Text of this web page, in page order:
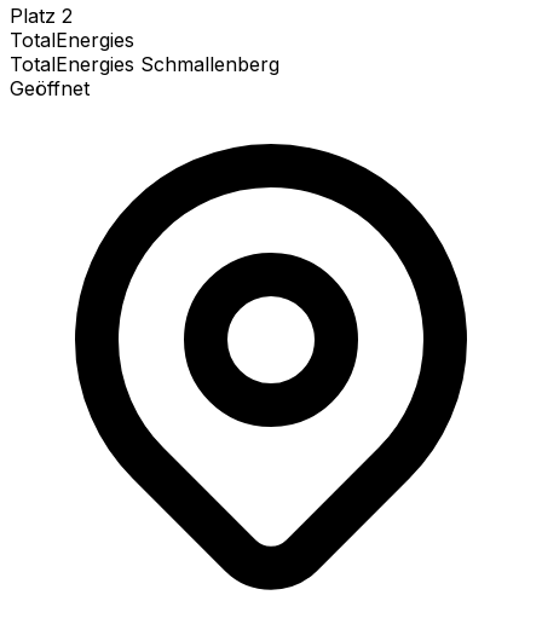
Platz 2
TotalEnergies
TotalEnergies Schmallenberg
Geöffnet